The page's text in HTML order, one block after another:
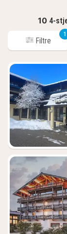
10 4-
Filtre
1